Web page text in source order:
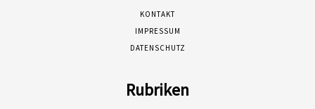
KONTAKT
IMPRESSUM
DATENSCHUTZ
Rubriken